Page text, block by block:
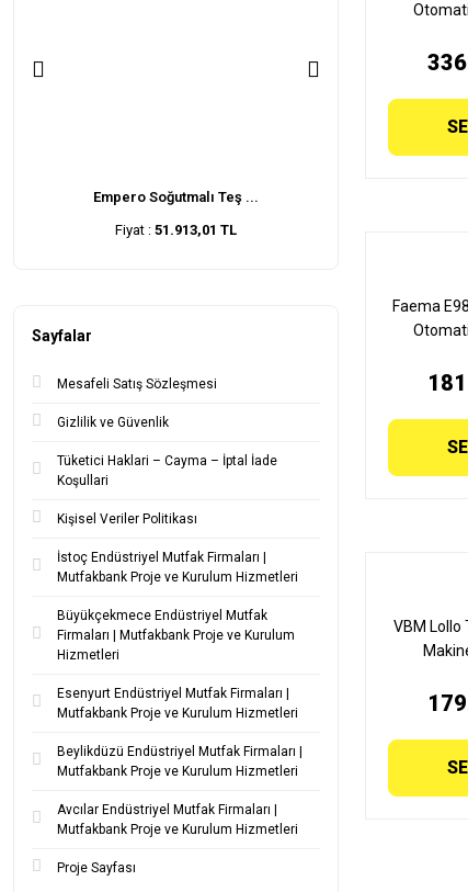
Teş ...
Şenox Blok Kapılı De ...
Sayfalar
Mesafeli Satış Sözleşmesi
Gizlilik ve Güvenlik
Tüketici Haklari – Cayma – İptal İade
Koşullari
Kişisel Veriler Politikası
İstoç Endüstriyel Mutfak Firmaları |
Mutfakbank Proje ve Kurulum Hizmetleri
Büyükçekmece Endüstriyel Mutfak
Firmaları | Mutfakbank Proje ve Kurulum
Hizmetleri
Esenyurt Endüstriyel Mutfak Firmaları |
Mutfakbank Proje ve Kurulum Hizmetleri
Beylikdüzü Endüstriyel Mutfak Firmaları |
Mutfakbank Proje ve Kurulum Hizmetleri
Avcılar Endüstriyel Mutfak Firmaları |
Mutfakbank Proje ve Kurulum Hizmetleri
Proje Sayfası
Faema
VBM Lollo